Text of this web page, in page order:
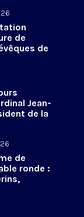
de
de
Jean-
de la
de
ronde :